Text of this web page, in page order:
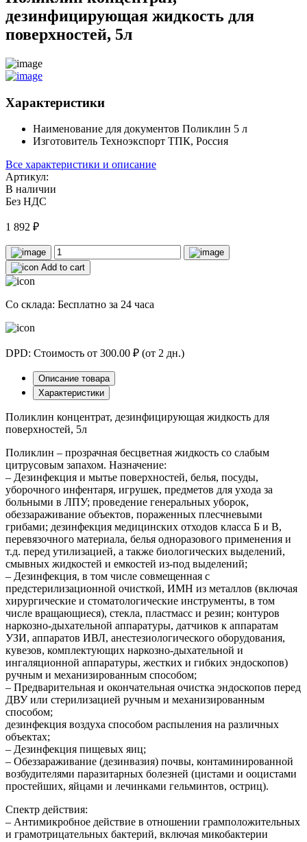
дезинфицирующая жидкость для
поверхностей, 5л
Характеристики
Наименование для документов Поликлин 5 л
Изготовитель Техноэкспорт ТПК, Россия
Все характеристики и описание
Артикул:
В наличии
Без НДС
1 892 ₽
Add to cart
Со склада: Бесплатно за 24 часа
DPD: Стоимость от 300.00 ₽ (от 2 дн.)
Описание товара
Характеристики
Поликлин концентрат, дезинфицирующая жидкость для
поверхностей, 5л
Поликлин – прозрачная бесцветная жидкость со слабым
цитрусовым запахом. Назначение:
– Дезинфекция и мытье поверхностей, белья, посуды,
уборочного инфентаря, игрушек, предметов для ухода за
больными в ЛПУ; проведение генеральных уборок,
обеззараживание объектов, пораженных плесчневыми
грибами; дезинфекция медицинских отходов класса Б и В,
перевязочного материала, белья одноразового применения и
т.д. перед утилизацией, а также биологических выделений,
смывных жидкостей и емкостей из-под выделений;
– Дезинфекция, в том числе совмещенная с
предстерилизационной очисткой, ИМН из металлов (включая
хирургические и стоматологические инструменты, в том
числе вращающиеся), стекла, пластмасс и резин; контуров
наркозно-дыхательной аппаратуры, датчиков к аппаратам
УЗИ, аппаратов ИВЛ, анестезиологического оборудования,
кувезов, комплектующих наркозно-дыхательной и
ингаляционной аппаратуры, жестких и гибких эндоскопов)
ручным и механизированным способом;
– Предварительная и окончательная очистка эндоскопов перед
ДВУ или стерилизацией ручным и механизированным
способом;
дезинфекция воздуха способом распыления на различных
объектах;
– Дезинфекция пищевых яиц;
– Обеззараживание (дезинвазия) почвы, контаминированной
возбудителями паразитарных болезней (цистами и ооцистами
простейших, яйцами и лечинками гельминтов, остриц).
Спектр действия:
– Антимикробное действие в отношении грамположительных
и грамотрицательных бактерий, включая микобактерии